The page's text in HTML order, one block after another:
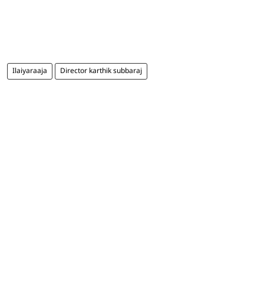
Ilaiyaraaja Director karthik subbaraj